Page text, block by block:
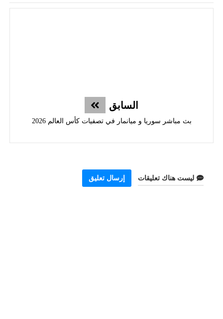
السابق
بث مباشر سوريا و ميانمار في تصفيات كأس العالم 2026
ليست هناك تعليقات إرسال تعليق